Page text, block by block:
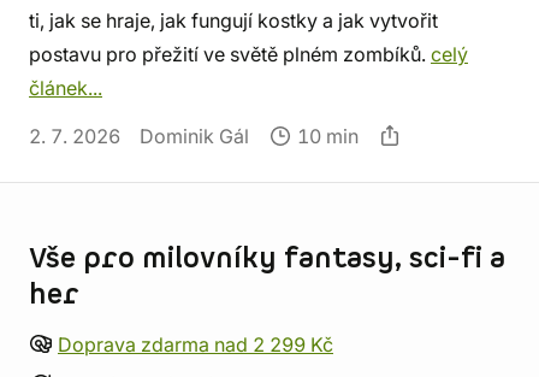
ti, jak se hraje, jak fungují kostky a jak vytvořit
postavu pro přežití ve světě plném zombíků. celý
článek...
2. 7. 2026
Dominik Gál 10 min
Vše pro milovníky fantasy, sci-fi a
her
Doprava zdarma nad 2 299 Kč